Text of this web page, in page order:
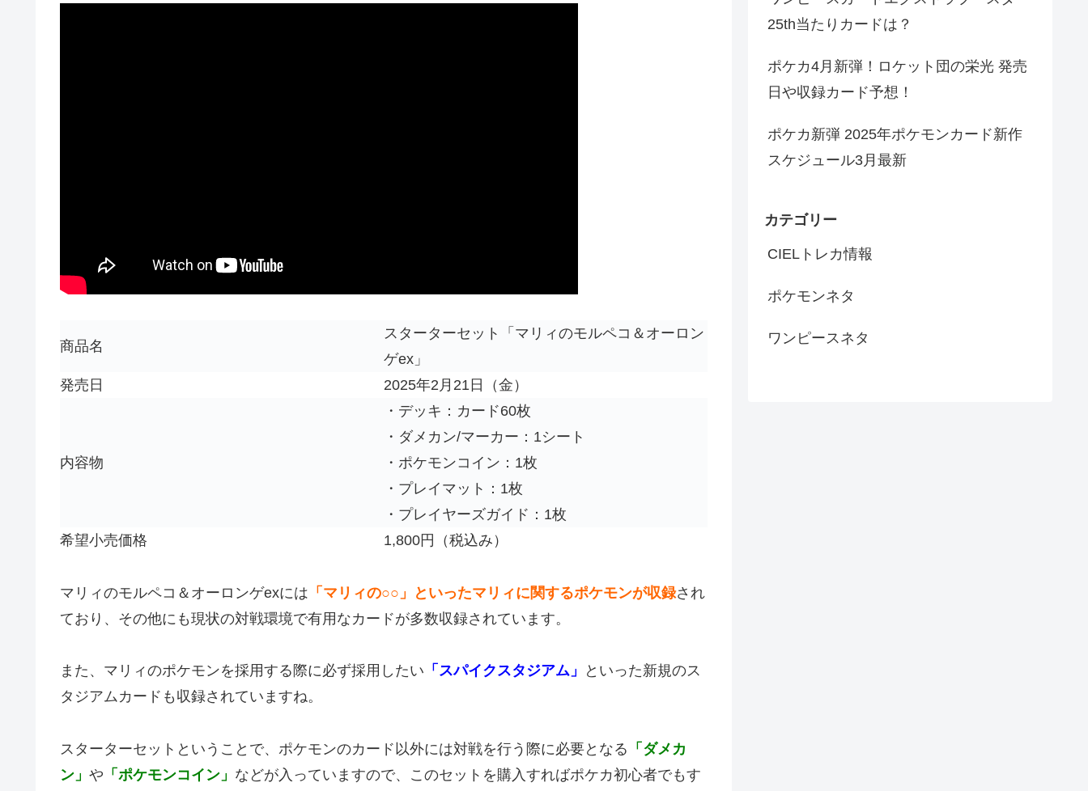
商品名
スターターセット「マリィのモルペコ＆オーロン
ゲex」
発売日
2025年2月21日（金）
内容物
・デッキ：カード60枚
・ダメカン/マーカー：1シート
・ポケモンコイン：1枚
・プレイマット：1枚
・プレイヤーズガイド：1枚
希望小売価格
1,800円（税込み）
マリィのモルペコ＆オーロンゲexには 「マリィの○○」といったマリィに関するポケモンが収録され
ており、その他にも現状の対戦環境で有用なカードが多数収録されています。
また、マリィのポケモンを採用する際に必ず採用したい 「スパイクスタジアム」
といった新規のス
タジアムカードも収録されていますね。
スターターセットということで、ポケモンのカード以外には対戦を行う際に必要となる 「ダメカ
ン」 や 「ポケモンコイン」 などが入っていますので、このセットを購入すればポケカ初心者でもす
25th当たりカードは？
ポケカ4月新弾！ロケット団の栄光 発売
日や収録カード予想！
ポケカ新弾 2025年ポケモンカード新作
スケジュール3月最新
カテゴリー
CIELトレカ情報
ポケモンネタ
ワンピースネタ